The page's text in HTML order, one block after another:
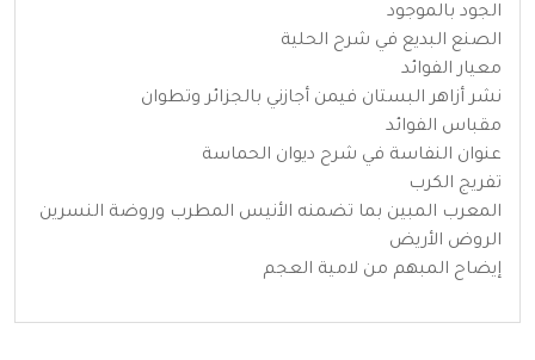
الجود بالموجود
الصنع البديع في شرح الحلية
معيار الفوائد
نشر أزاهر البستان فيمن أجازني بالجزائر وتطوان
مقباس الفوائد
عنوان النفاسة في شرح ديوان الحماسة
تفريج الكرب
المعرب المبين بما تضمنه الأنيس المطرب وروضة النسرين
الروض الأريض
إيضاح المبهم من لامية العجم